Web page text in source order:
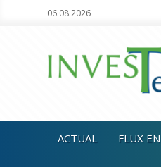
06.08.2026
ACTUAL FLUX